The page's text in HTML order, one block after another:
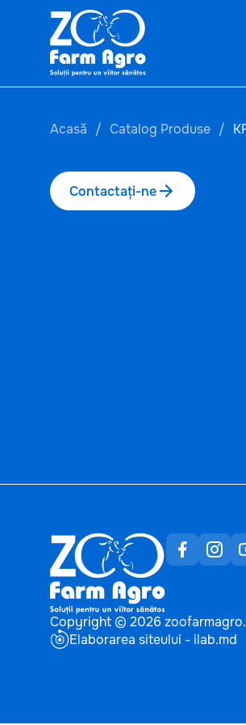
Acasă Catalog Produse
Contactați-ne
Copyright © 2026
Elaborarea siteului - ilab.md